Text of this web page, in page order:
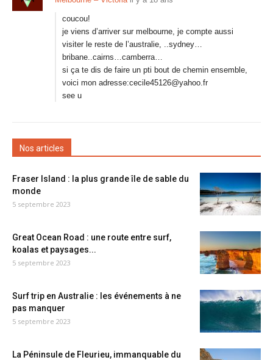
coucou!
je viens d’arriver sur melbourne, je compte aussi
visiter le reste de l’australie, ..sydney…
bribane..cairns…camberra…
si ça te dis de faire un pti bout de chemin ensemble,
voici mon adresse:cecile45126@yahoo.fr
see u
Nos articles
Fraser Island : la plus grande île de sable du
monde
5 septembre 2023
Great Ocean Road : une route entre surf,
koalas et paysages...
5 septembre 2023
Surf trip en Australie : les événements à ne
pas manquer
5 septembre 2023
La Péninsule de Fleurieu, immanquable du